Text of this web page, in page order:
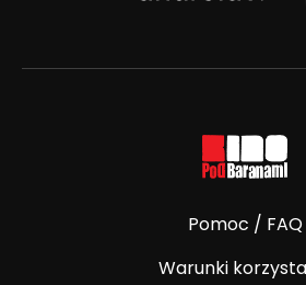
Pomoc / FAQ
Warunki